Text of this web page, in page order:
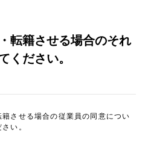
転籍させる場合のそれ
ください。
させる場合の従業員の同意につい
い。